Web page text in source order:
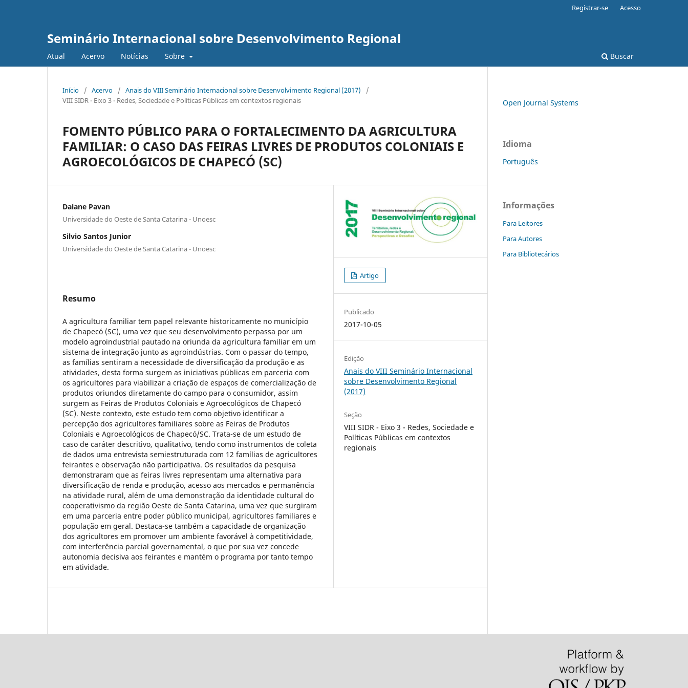
Seminário Internacional sobre Desenvolvimento Regional
Atual Acervo Notícias Sobre Buscar
Registrar-se Acesso
Início / Acervo / Anais do VIII Seminário Internacional sobre Desenvolvimento Regional (2017)
/
VIII SIDR - Eixo 3 - Redes, Sociedade e Políticas Públicas em contextos regionais
FOMENTO PÚBLICO PARA O FORTALECIMENTO DA AGRICULTURA
FAMILIAR: O CASO DAS FEIRAS LIVRES DE PRODUTOS COLONIAIS E
AGROECOLÓGICOS DE CHAPECÓ (SC)
Daiane Pavan
Universidade do Oeste de Santa Catarina - Unoesc
Silvio Santos Junior
Universidade do Oeste de Santa Catarina - Unoesc
Resumo
A agricultura familiar tem papel relevante historicamente no município
de Chapecó (SC), uma vez que seu desenvolvimento perpassa por um
modelo agroindustrial pautado na oriunda da agricultura familiar em um
sistema de integração junto as agroindústrias. Com o passar do tempo,
as famílias sentiram a necessidade de diversificação da produção e as
atividades, desta forma surgem as iniciativas públicas em parceria com
os agricultores para viabilizar a criação de espaços de comercialização de
produtos oriundos diretamente do campo para o consumidor, assim
surgem as Feiras de Produtos Coloniais e Agroecológicos de Chapecó
(SC). Neste contexto, este estudo tem como objetivo identificar a
percepção dos agricultores familiares sobre as Feiras de Produtos
Coloniais e Agroecológicos de Chapecó/SC. Trata-se de um estudo de
caso de caráter descritivo, qualitativo, tendo como instrumentos de coleta
de dados uma entrevista semiestruturada com 12 famílias de agricultores
feirantes e observação não participativa. Os resultados da pesquisa
demonstraram que as feiras livres representam uma alternativa para
diversificação de renda e produção, acesso aos mercados e permanência
na atividade rural, além de uma demonstração da identidade cultural do
cooperativismo da região Oeste de Santa Catarina, uma vez que surgiram
em uma parceria entre poder público municipal, agricultores familiares e
população em geral. Destaca-se também a capacidade de organização
dos agricultores em promover um ambiente favorável à competitividade,
com interferência parcial governamental, o que por sua vez concede
autonomia decisiva aos feirantes e mantém o programa por tanto tempo
em atividade.
Artigo
Publicado
2017-10-05
Edição
Anais do VIII Seminário Internacional
sobre Desenvolvimento Regional
(2017)
Seção
VIII SIDR - Eixo 3 - Redes, Sociedade e
Políticas Públicas em contextos
regionais
Open Journal Systems
Idioma
Português
Informações
Para Leitores
Para Autores
Para Bibliotecários